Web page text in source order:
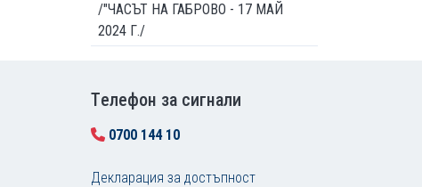
/"ЧАСЪТ НА ГАБРОВО - 17 МАЙ
2024 Г./
Tелефон за сигнали
0700 144 10
Декларация за достъпност